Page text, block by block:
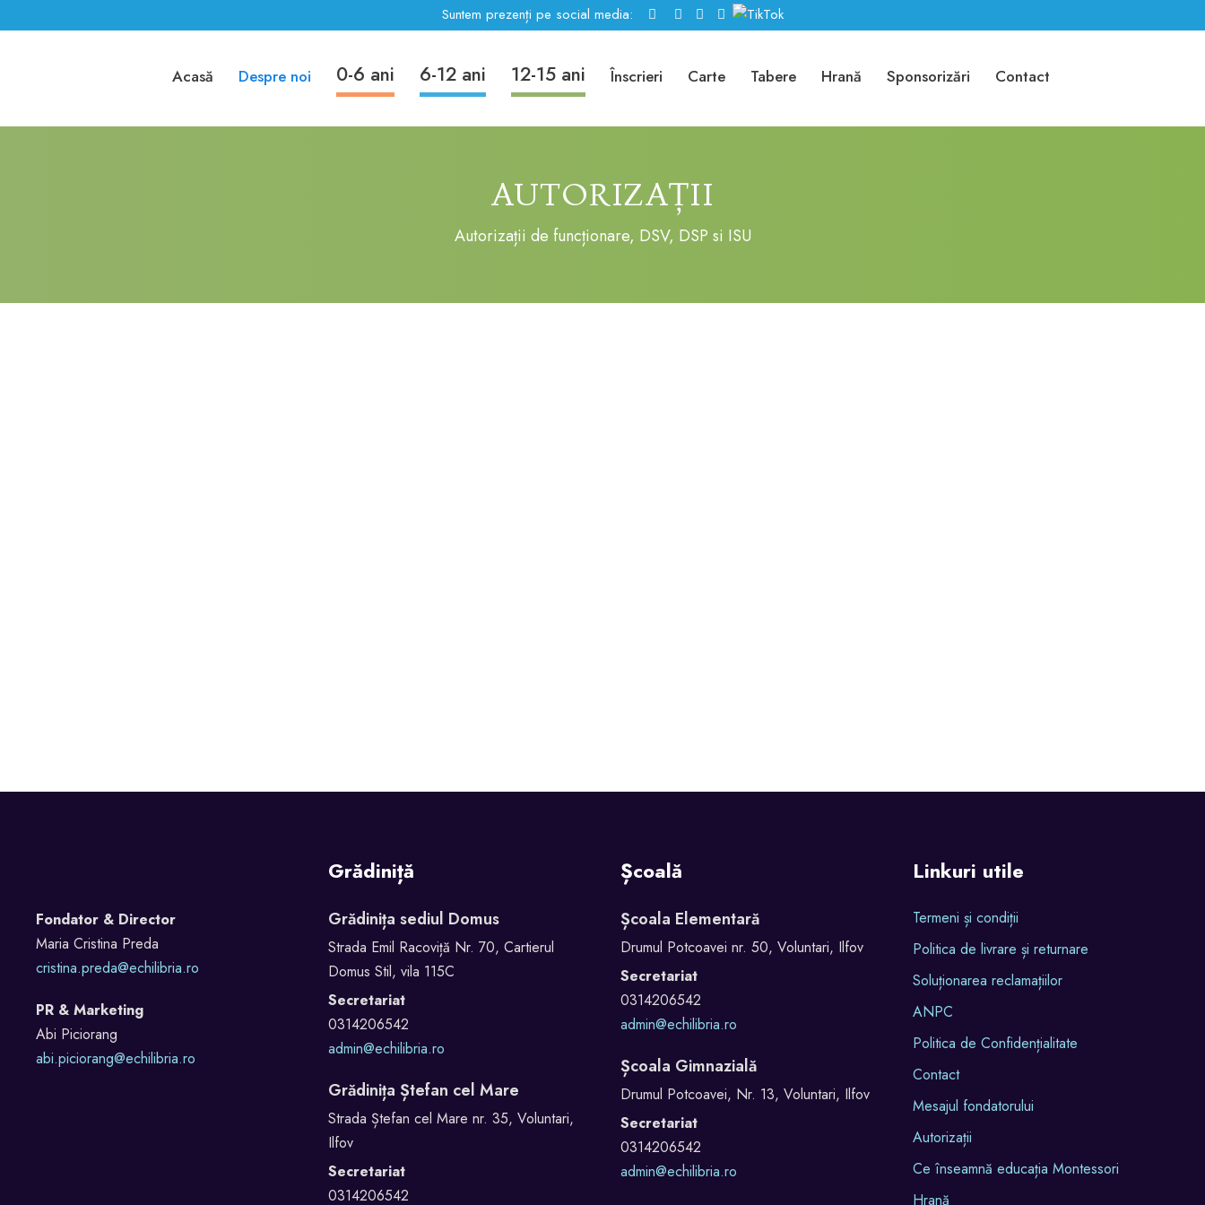
Suntem prezenți pe social media:
Acasă Despre noi 0-6 ani 6-12 ani 12-15 ani Înscrieri Carte Tabere Hrană Sponsorizări Contact
AUTORIZAȚII
Autorizații de funcționare, DSV, DSP si ISU
Fondator & Director
Maria Cristina Preda
cristina.preda@echilibria.ro
PR & Marketing
Abi Piciorang
abi.piciorang@echilibria.ro
Grădiniță
Grădinița sediul Domus
Strada Emil Racoviță Nr. 70, Cartierul
Domus Stil, vila 115C
Secretariat
0314206542
admin@echilibria.ro
Grădinița Ștefan cel Mare
Strada Ștefan cel Mare nr. 35, Voluntari,
Ilfov
Secretariat
0314206542
Școală
Școala Elementară
Drumul Potcoavei nr. 50, Voluntari, Ilfov
Secretariat
0314206542
admin@echilibria.ro
Școala Gimnazială
Drumul Potcoavei, Nr. 13, Voluntari, Ilfov
Secretariat
0314206542
admin@echilibria.ro
Linkuri utile
Termeni și condiții
Politica de livrare și returnare
Soluționarea reclamațiilor
ANPC
Politica de Confidențialitate
Contact
Mesajul fondatorului
Autorizații
Ce înseamnă educația Montessori
Hrană